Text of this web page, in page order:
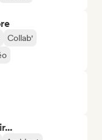
Collab'